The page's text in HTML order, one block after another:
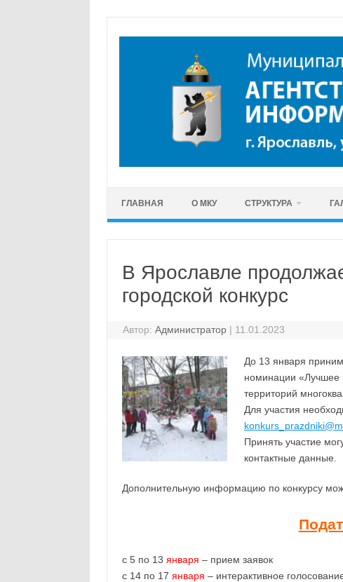
ГЛАВНАЯ О МКУ СТРУКТУРА
В Ярославле
городской конкурс
Автор:Администратор | 11.01.2023
До 13 января
номинации «Лучшее
территорий
Для участия
Принять участие
контактные данные.
Дополнительную информацию по конкурсу
с 5 по 13 января – прием заявок
с 14 по 17 января – интерактивное